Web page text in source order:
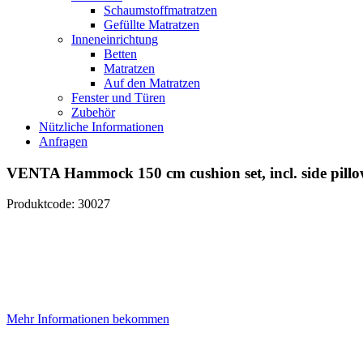
Schaumstoffmatratzen
Gefüllte Matratzen
Inneneinrichtung
Betten
Matratzen
Auf den Matratzen
Fenster und Türen
Zubehör
Nützliche Informationen
Anfragen
VENTA Hammock 150 cm cushion set, incl. side
Produktcode: 30027
Mehr Informationen bekommen